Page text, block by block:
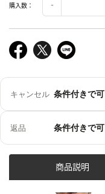
購入数：
キャンセル 条件付きで可
返品 条件付きで可
商品説明